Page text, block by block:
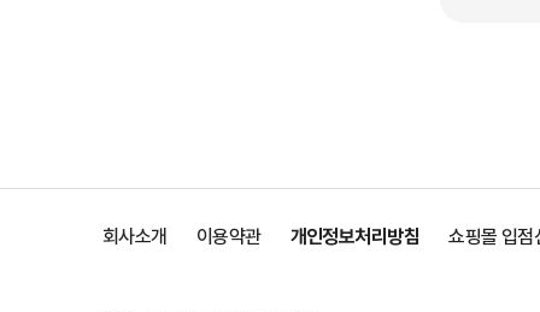
회사소개 이용약관 개인정보처리방침 쇼핑몰 입점